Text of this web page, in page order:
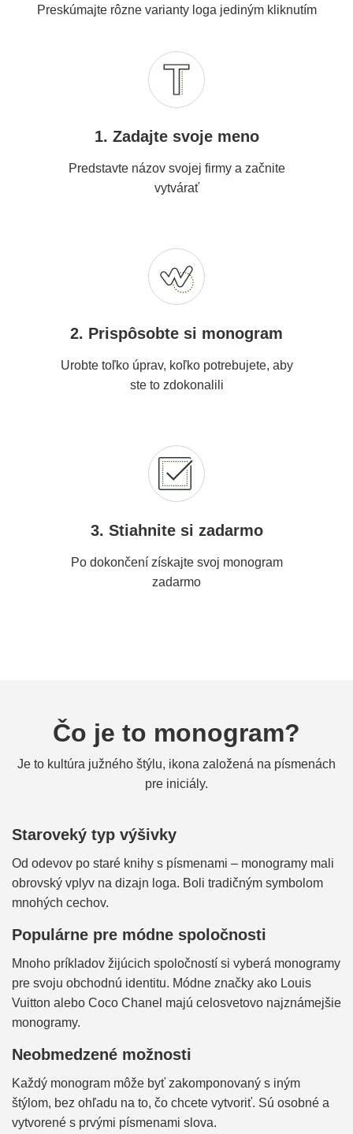
Preskúmajte rôzne varianty loga jediným kliknutím
1. Zadajte svoje meno
Predstavte názov svojej firmy a začnite
vytvárať
2. Prispôsobte si monogram
Urobte toľko úprav, koľko potrebujete, aby
ste to zdokonalili
3. Stiahnite si zadarmo
Po dokončení získajte svoj monogram
zadarmo
Čo je to monogram?
Je to kultúra južného štýlu, ikona založená na písmenách
pre iniciály.
Staroveký typ výšivky
Od odevov po staré knihy s písmenami – monogramy mali
obrovský vplyv na dizajn loga. Boli tradičným symbolom
mnohých cechov.
Populárne pre módne spoločnosti
Mnoho príkladov žijúcich spoločností si vyberá monogramy
pre svoju obchodnú identitu. Módne značky ako Louis
Vuitton alebo Coco Chanel majú celosvetovo najznámejšie
monogramy.
Neobmedzené možnosti
Každý monogram môže byť zakomponovaný s iným
štýlom, bez ohľadu na to, čo chcete vytvoriť. Sú osobné a
vytvorené s prvými písmenami slova.